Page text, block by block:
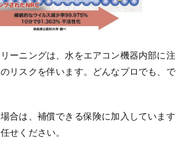
ーニングは、水をエアコン機器内部に注
リスクを伴います。どんなプロでも、で
合は、補償できる保険に加入しています
せください。